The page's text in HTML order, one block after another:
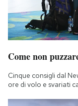
Come non
Cinque consigli dal
ore di volo e svariati